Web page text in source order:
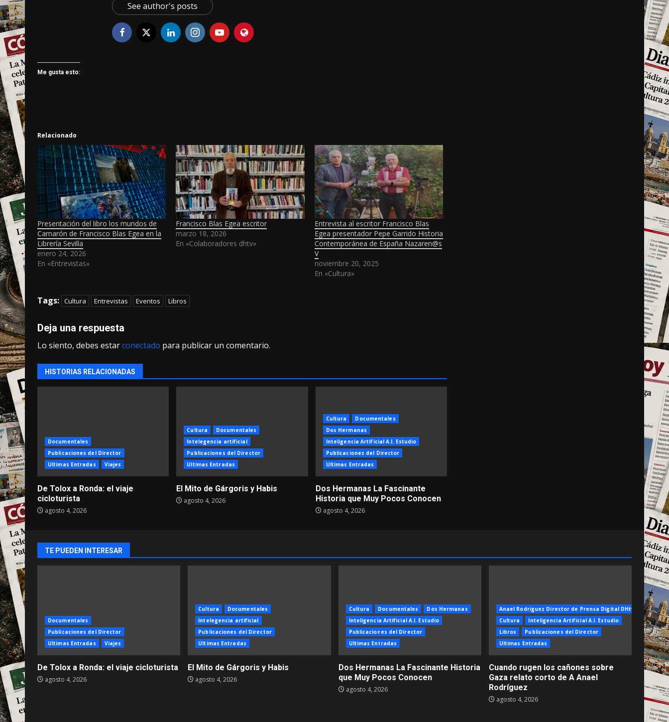
See author's posts
Me gusta esto:
Relacionado
Presentación del libro los mundos de
Camarón de Francisco Blas Egea en la
Librería Sevilla
enero 24, 2026
En «Entrevistas»
Francisco Blas Egea escritor
marzo 18, 2026
En «Colaboradores dhtv»
Entrevista al escritor Francisco Blas
Egea presentador Pepe Garrido Historia
Contemporánea de España Nazaren@s
V
noviembre 20, 2025
En «Cultura»
Tags: Cultura Entrevistas Eventos Libros
Deja una respuesta
Lo siento, debes estarconectado para publicar un comentario.
HISTORIAS RELACIONADAS
Documentales
Publicaciones del Director
Ultimas Entradas
Viajes
De Tolox a Ronda: el viaje
cicloturista
agosto 4, 2026
Cultura
Documentales
Intelegencia artificial
Publicaciones del Director
Ultimas Entradas
El Mito de Gárgoris y Habis
agosto 4, 2026
Cultura
Documentales
Dos Hermanas
Inteligencia Artificial A.I. Estudio
Publicaciones del Director
Ultimas Entradas
Dos Hermanas La Fascinante
Historia que Muy Pocos Conocen
agosto 4, 2026
TE PUEDEN INTERESAR
Documentales
Publicaciones del Director
Ultimas Entradas
Viajes
De Tolox a Ronda: el viaje cicloturista
agosto 4, 2026
Cultura
Documentales
Intelegencia artificial
Publicaciones del Director
Ultimas Entradas
El Mito de Gárgoris y Habis
agosto 4, 2026
Cultura Documentales
Dos Hermanas
Inteligencia Artificial A.I. Estudio
Publicaciones del Director
Ultimas Entradas
Dos Hermanas La Fascinante Historia
que Muy Pocos Conocen
agosto 4, 2026
Anael Rodriguez Director de Prensa Digital DHtv
Cultura
Inteligencia Artificial A.I. Estudio
Libros
Publicaciones del Director
Ultimas Entradas
Cuando rugen los cañones sobre
Gaza relato corto de A Anael
Rodríguez
agosto 4, 2026